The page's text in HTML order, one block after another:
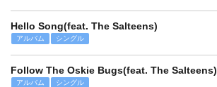
Hello Song(feat. The Salteens)
アルバム シングル
Follow The Oskie Bugs(feat. The Salteens)
アルバム シングル